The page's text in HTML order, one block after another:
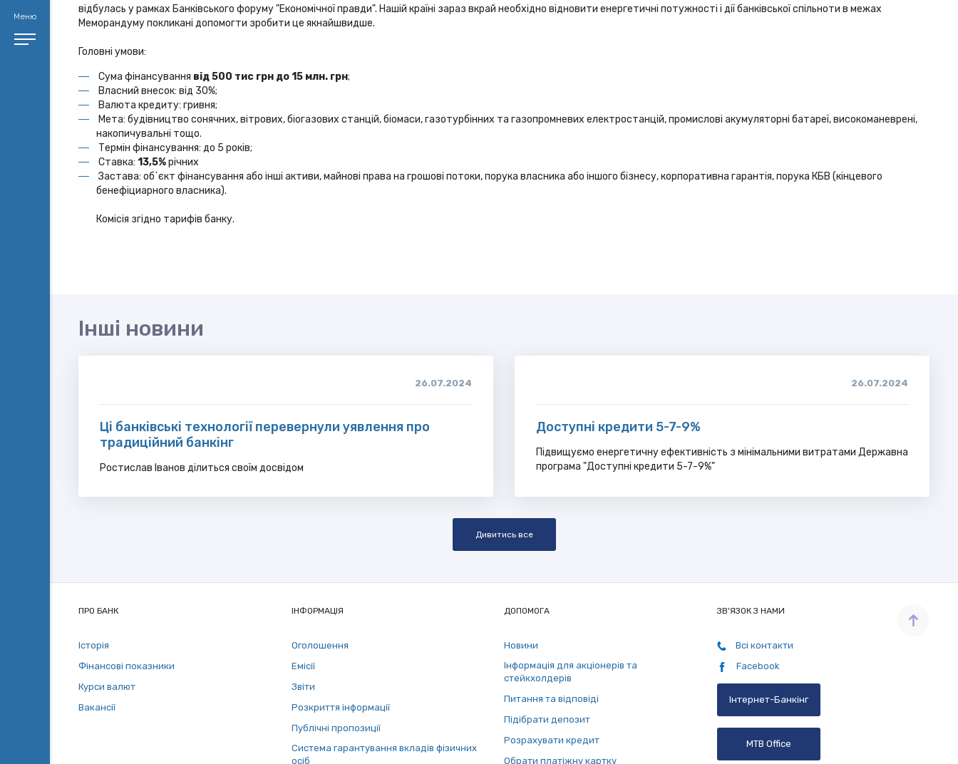
Меню
відбулась у рамках Банківського форуму "Економічної правди". Нашій країні зараз вкрай необхідно відновити енергетичні потужності і дії банківської спільноти в межах
Меморандуму покликані допомогти зробити це якнайшвидше.
Головні умови:
Сума фінансування від 500 тис грн до 15 млн. грн;
Власний внесок: від 30%;
Валюта кредиту: гривня;
Мета: будівництво сонячних, вітрових, біогазових станцій, біомаси, газотурбінних та газопромневих електростанцій, промислові акумуляторні батареї, високоманеврені,
накопичувальні тощо.
Термін фінансування: до 5 років;
Ставка: 13,5%річних
Застава: об`єкт фінансування або інші активи, майнові права на грошові потоки, порука власника або іншого бізнесу, корпоративна гарантія, порука КБВ (кінцевого
бенефіциарного власника).
Комісія згідно тарифів банку.
Інші новини
26.07.2024
Ці банківські технології перевернули уявлення про
традиційний банкінг
Ростислав Іванов ділиться своїм досвідом
26.07.2024
Доступні кредити 5-7-9%
Підвищуємо енергетичну ефективність з мінімальними витратами Державна
програма "Доступні кредити 5-7-9%"
Дивитись все
ПРО БАНК
Історія
Фінансові показники
Курси валют
Вакансії
ІНФОРМАЦІЯ
Оголошення
Емісії
Звіти
Розкриття інформації
Публічні пропозиції
Система гарантування вкладів фізичних
осіб
ДОПОМОГА
Новини
Інформація для акціонерів та
стейкхолдерів
Питання та відповіді
Підібрати депозит
Розрахувати кредит
Обрати платіжну картку
ЗВ'ЯЗОК З НАМИ
Всі контакти
Facebook
Інтернет-Банкінг
MTB Office